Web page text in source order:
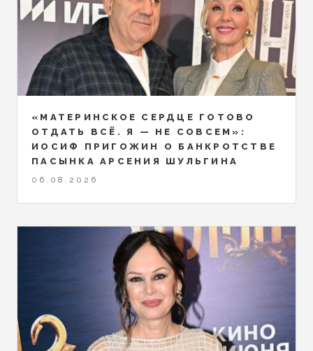
«МАТЕРИНСКОЕ СЕРДЦЕ ГОТОВО
ОТДАТЬ ВСЁ. Я — НЕ СОВСЕМ»:
ИОСИФ ПРИГОЖИН О БАНКРОТСТВЕ
ПАСЫНКА АРСЕНИЯ ШУЛЬГИНА
06.08.2026